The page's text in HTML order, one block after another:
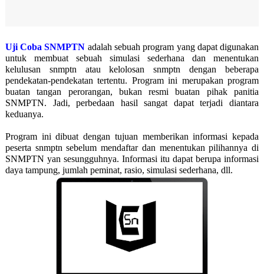
Uji Coba SNMPTN adalah sebuah program yang dapat digunakan
untuk membuat sebuah simulasi sederhana dan menentukan
kelulusan snmptn atau kelolosan snmptn dengan beberapa
pendekatan-pendekatan tertentu. Program ini merupakan program
buatan tangan perorangan, bukan resmi buatan pihak panitia
SNMPTN. Jadi, perbedaan hasil sangat dapat terjadi diantara
keduanya.
Program ini dibuat dengan tujuan memberikan informasi kepada
peserta snmptn sebelum mendaftar dan menentukan pilihannya di
SNMPTN yan sesungguhnya. Informasi itu dapat berupa informasi
daya tampung, jumlah peminat, rasio, simulasi sederhana, dll.